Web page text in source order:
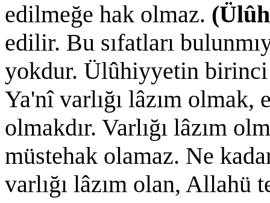
edilmeğe hak olmaz.
edilir. Bu sıfatları
yokdur. Ülûhiyyetin birinci
Ya'nî varlığı lâzım olmak,
olmakdır. Varlığı lâzım
müstehak olamaz. Ne
varlığı lâzım olan, Allahü